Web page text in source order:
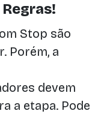
Stop são
Porém, a
devem
a etapa. Pode